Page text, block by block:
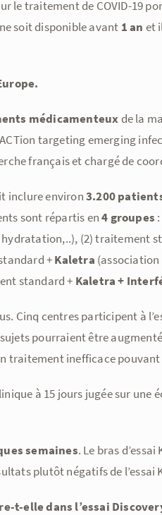
le traitement de COVID-19
ne soit disponible avant 1 an et
médicamenteuxde la
targeting emerging
français et chargé de
inclure environ3.200
sont répartis en4 groupes
(2) traitement
+Kaletra
standard + Kaletra +
Cinq centres participent à
pourraient être
traitement inefficace
à 15 jours jugée sur une
semaines. Le bras
plutôt négatifs de l’essai
t-elle dans l’essai